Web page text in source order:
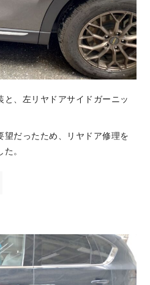
、左リヤドアサイドガーニッ
望だったため、リヤドア修理を
。